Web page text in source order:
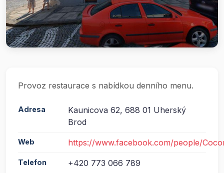
Provoz restaurace s nabídkou denního menu.
Adresa
Kaunicova 62, 688 01 Uherský
Brod
Web https://www.facebook.com/people/
Telefon +420 773 066 789